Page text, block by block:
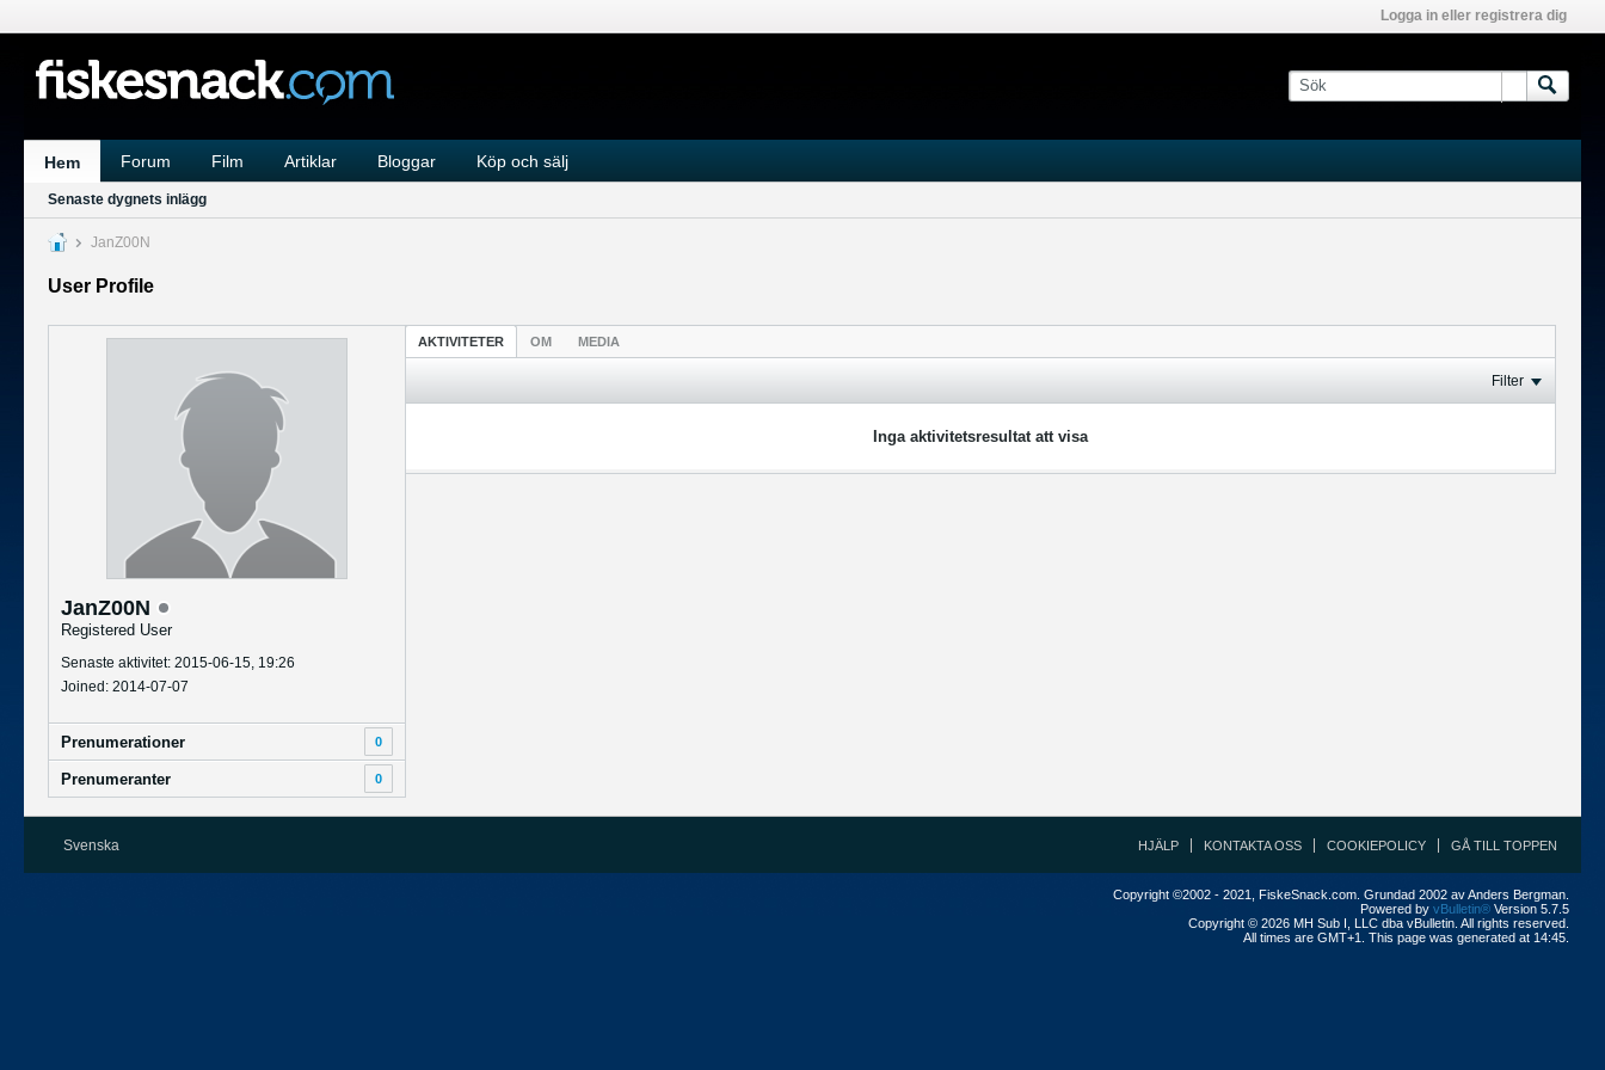
Logga in eller registrera dig
Hem Forum Film Artiklar Bloggar Köp och sälj
Senaste dygnets inlägg
JanZ00N
User Profile
JanZ00N
Registered User
Senaste aktivitet: 2015-06-15, 19:26
Joined: 2014-07-07
Prenumerationer 0
Prenumeranter 0
AKTIVITETER OM MEDIA
Filter
Inga aktivitetsresultat att visa
Svenska HJÄLP KONTAKTA OSS COOKIEPOLICY GÅ TILL TOPPEN
Copyright ©2002 - 2021, FiskeSnack.com. Grundad 2002 av Anders Bergman.
Powered by vBulletin® Version 5.7.5
Copyright © 2026 MH Sub I, LLC dba vBulletin. All rights reserved.
All times are GMT+1. This page was generated at 14:45.